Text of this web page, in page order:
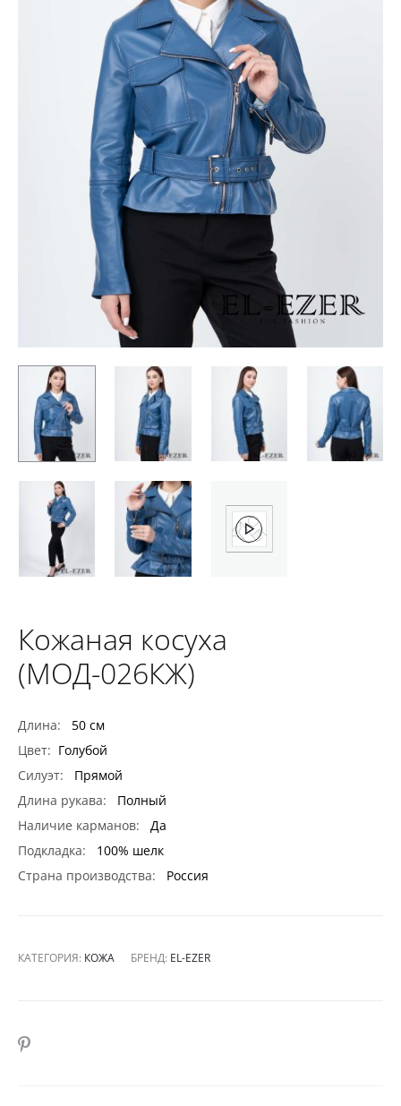
Кожаная косуха
(МОД-026КЖ)
Длина: 50 см
Цвет: Голубой
Силуэт: Прямой
Длина рукава: Полный
Наличие карманов: Да
Подкладка: 100% шелк
Страна производства: Россия
КАТЕГОРИЯ: КОЖА БРЕНД: EL-EZER
SHARE